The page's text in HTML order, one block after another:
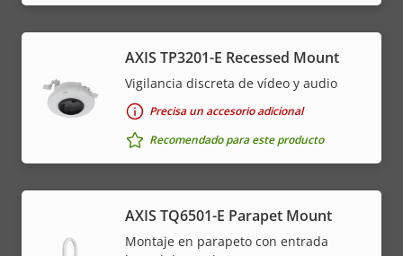
AXIS TP3201-E Recessed Mount
Vigilancia discreta de vídeo y audio
Precisa un accesorio adicional
Recomendado para este producto
AXIS TQ6501-E Parapet Mount
Montaje en parapeto con entrada